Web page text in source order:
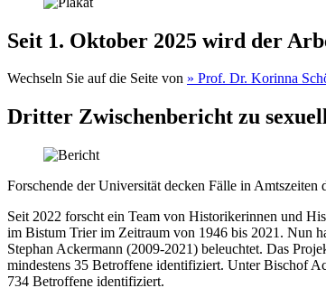
Seit 1. Oktober 2025 wird der
Wechseln Sie auf die Seite von » Prof. Dr. Korinna
Dritter Zwischenbericht zu
Forschende der Universität decken Fälle in
Seit 2022 forscht ein Team von Historikerinnen und
im Bistum Trier im Zeitraum von 1946 bis 2021. Nun
Stephan Ackermann (2009-2021) beleuchtet. Das
mindestens 35 Betroffene identifiziert. Unter Bischof
734 Betroffene identifiziert.